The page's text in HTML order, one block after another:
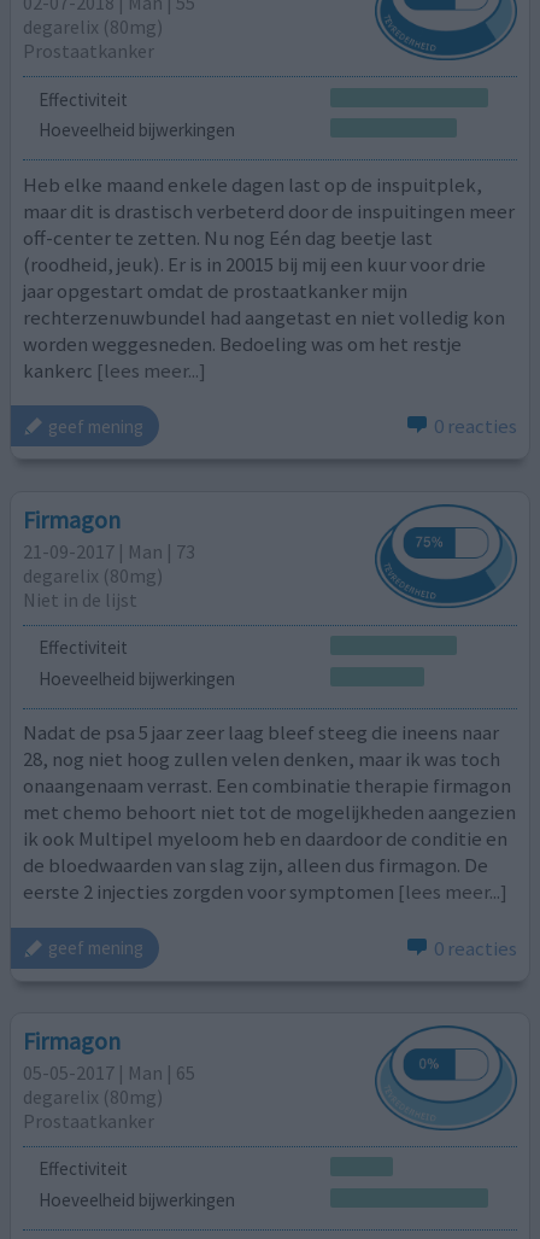
degarelix (80mg)
Prostaatkanker
Effectiviteit
Hoeveelheid bijwerkingen
Heb elke maand enkele dagen last op de inspuitplek,
maar dit is drastisch verbeterd door de inspuitingen meer
off-center te zetten. Nu nog Eén dag beetje last
(roodheid, jeuk). Er is in 20015 bij mij een kuur voor drie
jaar opgestart omdat de prostaatkanker mijn
rechterzenuwbundel had aangetast en niet volledig kon
worden weggesneden. Bedoeling was om het restje
kankerc [lees meer...]
geef mening 0 reacties
Firmagon
21-09-2017 | Man | 73
degarelix (80mg)
Niet in de lijst
Effectiviteit
Hoeveelheid bijwerkingen
Nadat de psa 5 jaar zeer laag bleef steeg die ineens naar
28, nog niet hoog zullen velen denken, maar ik was toch
onaangenaam verrast. Een combinatie therapie firmagon
met chemo behoort niet tot de mogelijkheden aangezien
ik ook Multipel myeloom heb en daardoor de conditie en
de bloedwaarden van slag zijn, alleen dus firmagon. De
eerste 2 injecties zorgden voor symptomen [lees meer...]
geef mening 0 reacties
Firmagon
05-05-2017 | Man | 65
degarelix (80mg)
Prostaatkanker
Effectiviteit
Hoeveelheid bijwerkingen